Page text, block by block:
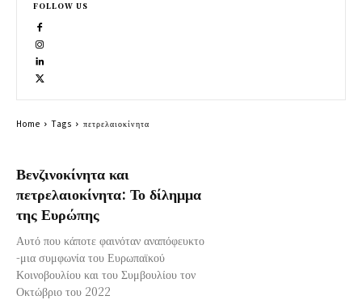
Βενζινοκίνητα και
πετρελαιοκίνητα: Το δίλημμα
της Ευρώπης
Αυτό που κάποτε φαινόταν αναπόφευκτο
-μια συμφωνία του Ευρωπαϊκού
Κοινοβουλίου και του Συμβουλίου τον
Οκτώβριο του 2022
FOLLOW US
Home Tags πετρελαιοκίνητα